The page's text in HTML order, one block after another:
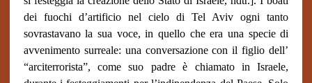
dei fuochi d’artificio nel cielo di Tel Aviv ogni tanto
sovrastavano la sua voce, in quello che era una specie di
avvenimento surreale: una conversazione con il figlio dell’
“arciterrorista”, come suo padre è chiamato in Israele,